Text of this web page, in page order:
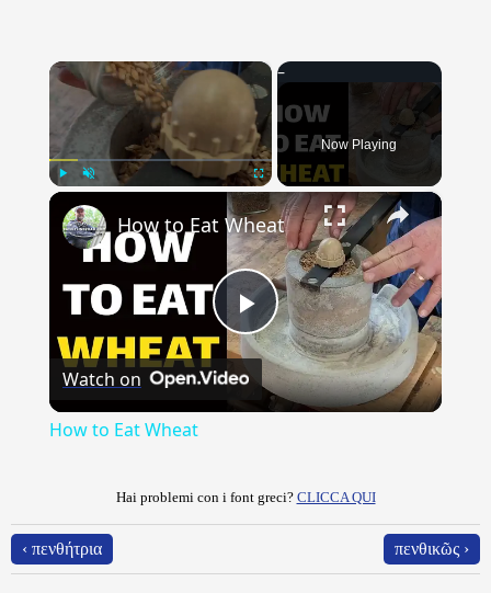
×
Fullscreen
Now Playing
×
Play
Video
How to Eat Wheat
Watch on
How to Eat Wheat
Hai problemi con i font greci? CLICCA QUI
‹ πενθήτρια πενθικῶς ›